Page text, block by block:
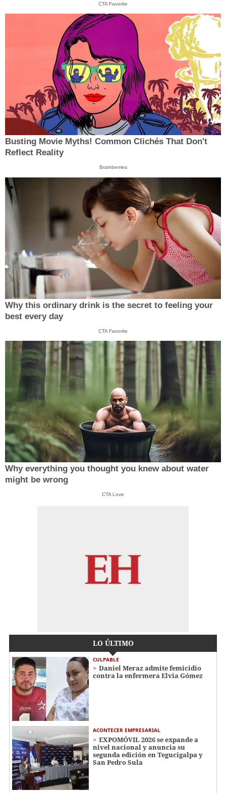
CTA Favorite
Busting Movie Myths! Common Clichés That Don't
Reflect Reality
Brainberries
Why this ordinary drink is the secret to feeling your
best every day
CTA Favorite
Why everything you thought you knew about water
might be wrong
CTA Love
LO ÚLTIMO
CULPABLE
Daniel Meraz admite femicidio
contra la enfermera Elvia Gómez
ACONTECER EMPRESARIAL
EXPOMÓVIL 2026 se expande a
nivel nacional y anuncia su
segunda edición en Tegucigalpa y
San Pedro Sula